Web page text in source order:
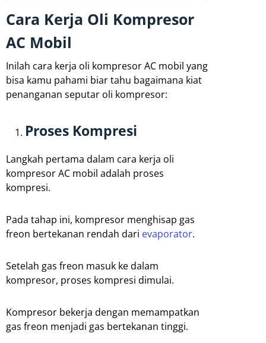
Cara Kerja Oli Kompresor
AC Mobil
Inilah cara kerja oli kompresor AC mobil yang
bisa kamu pahami biar tahu bagaimana kiat
penanganan seputar oli kompresor:
Proses Kompresi
Langkah pertama dalam cara kerja oli
kompresor AC mobil adalah proses
kompresi.
Pada tahap ini, kompresor menghisap gas
freon bertekanan rendah dari evaporator.
Setelah gas freon masuk ke dalam
kompresor, proses kompresi dimulai.
Kompresor bekerja dengan memampatkan
gas freon menjadi gas bertekanan tinggi.